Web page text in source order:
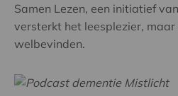
Samen Lezen, een initiatief
versterkt het leesplezier, maar
welbevinden.